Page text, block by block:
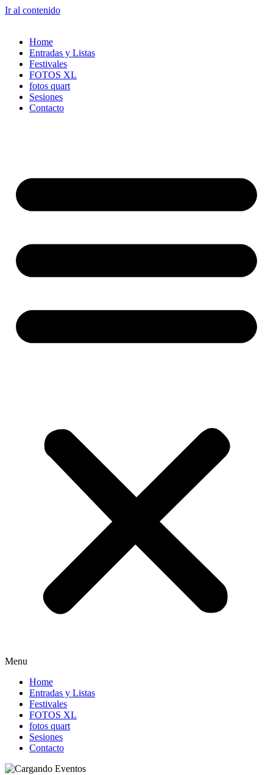
Ir al contenido
Home
Entradas y Listas
Festivales
FOTOS XL
fotos quart
Sesiones
Contacto
Menu
Home
Entradas y Listas
Festivales
FOTOS XL
fotos quart
Sesiones
Contacto